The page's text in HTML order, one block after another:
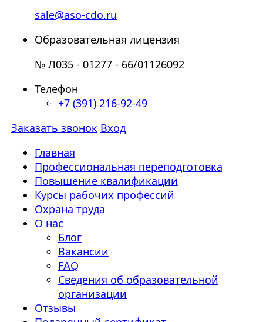
sale@aso-cdo.ru
Образовательная лицензия
№ Л035 - 01277 - 66/01126092
Телефон
+7 (391) 216-92-49
Заказать звонок Вход
Главная
Профессиональная переподготовка
Повышение квалификации
Курсы рабочих профессий
Охрана труда
О нас
Блог
Вакансии
FAQ
Сведения об образовательной
организации
Отзывы